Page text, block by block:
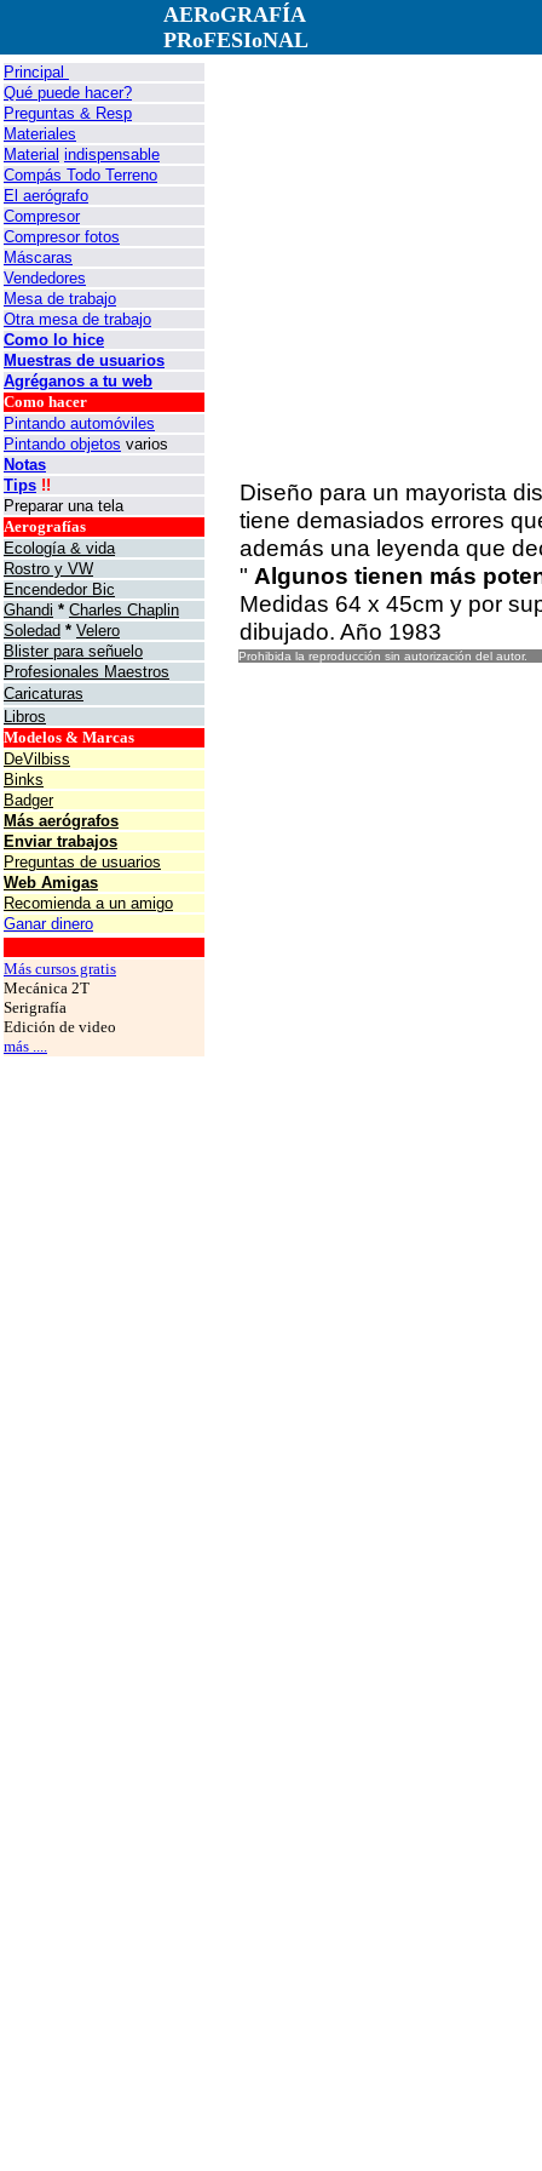
AERoGRAFÍA
PRoFESIoNAL
Principal
Qué puede hacer?
Preguntas & Resp
Materiales
Material indispensable
Compás Todo Terreno
El aerógrafo
Compresor
Compresor fotos
Máscaras
Vendedores
Mesa de trabajo
Otra mesa de trabajo
Como lo hice
Muestras de usuarios
Agréganos a tu web
Como hacer
Pintando automóviles
Pintando objetos varios
Notas
Tips !!
Preparar una tela
Aerografías
Ecología & vida
Rostro y VW
Encendedor Bic
Ghandi * Charles Chaplin
Soledad * Velero
Blister para señuelo
Profesionales Maestros
Caricaturas
Libros
Modelos & Marcas
DeVilbiss
Binks
Badger
Más aerógrafos
Enviar trabajos
Preguntas de usuarios
Web Amigas
Recomienda a un amigo
Ganar dinero
Más cursos gratis
Mecánica 2T
Serigrafía
Edición de video
más ....
Diseño para un mayorista
tiene demasiados errores
además una leyenda que
" Algunos tienen más
Medidas 64 x 45cm y por
dibujado. Año 1983
Prohibida la reproducción sin autorización del autor.